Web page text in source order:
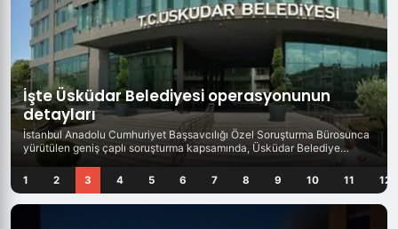
İşte Üsküdar Belediyesi operasyonunun
detayları
İstanbul Anadolu Cumhuriyet Başsavcılığı Özel Soruşturma Bürosunca
yürütülen geniş çaplı soruşturma kapsamında, Üsküdar Belediye
1 2 3 4 5 6 7 8 9 10 11 12